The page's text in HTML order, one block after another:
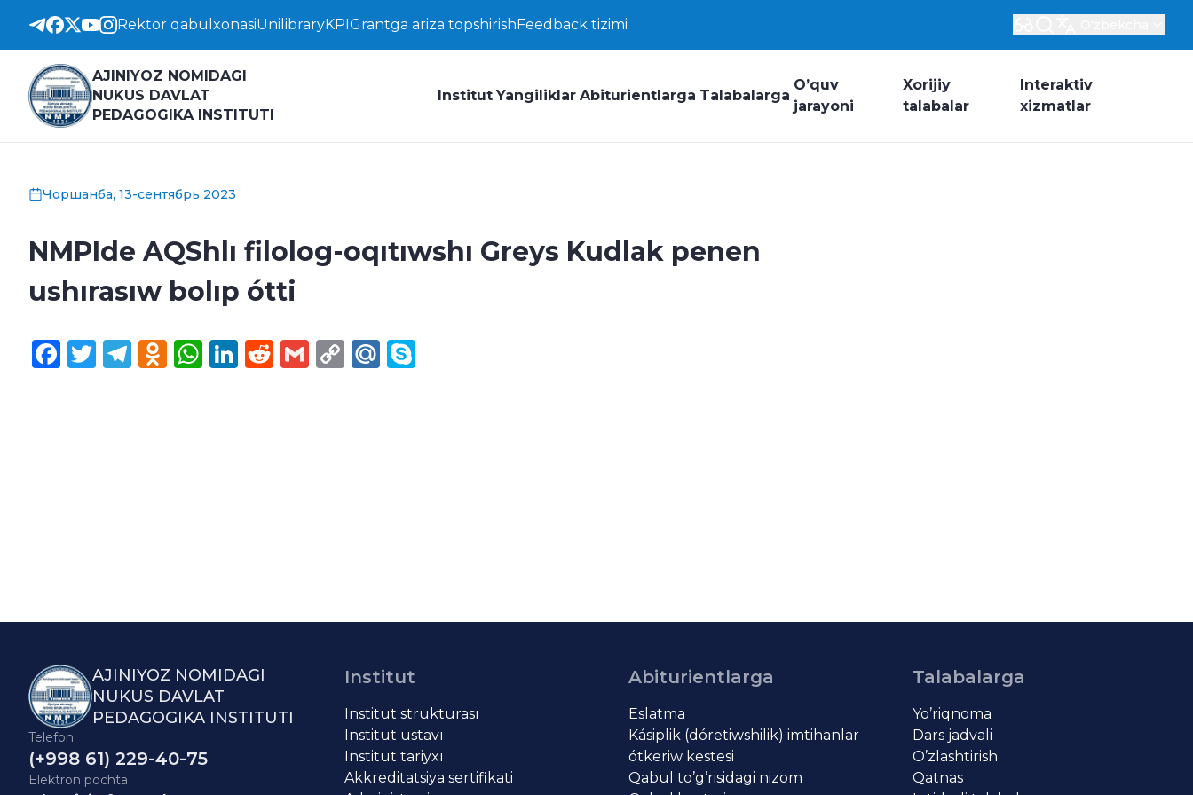
Rektor qabulxonasiUnilibraryKPIGrantga ariza topshirishFeedback tizimi
AJINIYOZ NOMIDAGI
NUKUS DAVLAT
PEDAGOGIKA INSTITUTI
Institut Yangiliklar Abiturientlarga Talabalarga
O’quv
jarayoni
Xorijiy
talabalar
Interaktiv
xizmatlar
Чоршанба, 13-сентябрь 2023
NMPIde AQShlı filolog-oqıtıwshı Greys Kudlak penen
ushırasıw bolıp ótti
Facebook
Twitter
Telegram
Odnoklassniki
WhatsApp
LinkedIn
Reddit
Gmail
CopyMail.Ru
AJINIYOZ NOMIDAGI
NUKUS DAVLAT
PEDAGOGIKA INSTITUTI
Telefon
(+998 61) 229-40-75
Elektron pochta
Institut
Institut strukturası
Institut ustavı
Institut tariyxı
Akkreditatsiya sertifikati
Abiturientlarga
Eslatma
Kásiplik (dóretiwshilik) imtihanlar
ótkeriw kestesi
Qabul to’g’risidagi nizom
Talabalarga
Yo’riqnoma
Dars jadvali
O’zlashtirish
Qatnas